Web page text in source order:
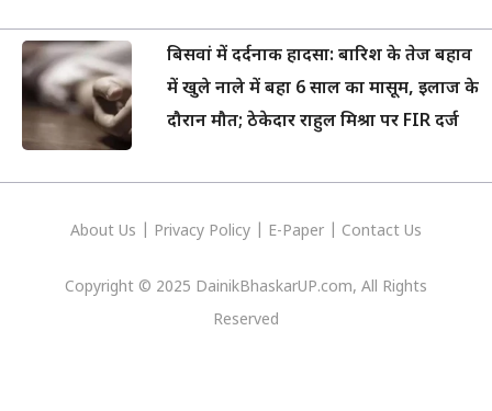
बिसवां में दर्दनाक हादसा: बारिश के तेज बहाव
में खुले नाले में बहा 6 साल का मासूम, इलाज के
दौरान मौत; ठेकेदार राहुल मिश्रा पर FIR दर्ज
About Us Privacy Policy E-Paper Contact Us
Copyright © 2025 DainikBhaskarUP.com, All Rights
Reserved